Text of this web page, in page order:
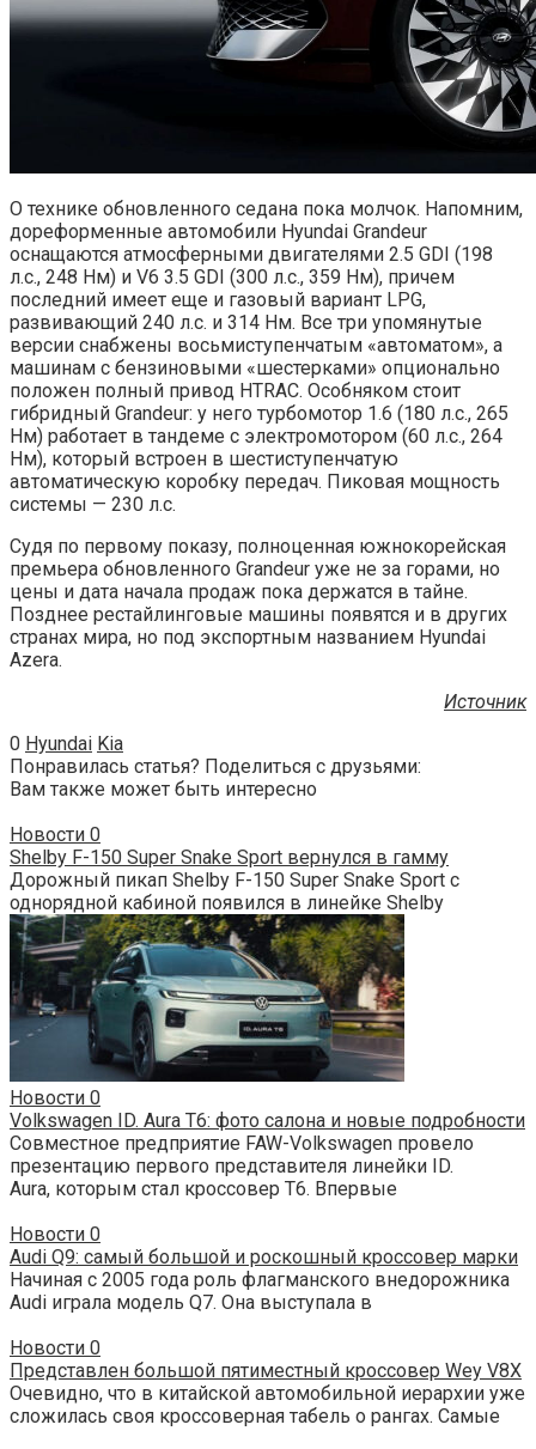
О технике обновленного седана пока молчок. Напомним,
дореформенные автомобили Hyundai Grandeur
оснащаются атмосферными двигателями 2.5 GDI (198
л.с., 248 Нм) и V6 3.5 GDI (300 л.с., 359 Нм), причем
последний имеет еще и газовый вариант LPG,
развивающий 240 л.с. и 314 Нм. Все три упомянутые
версии снабжены восьмиступенчатым «автоматом», а
машинам с бензиновыми «шестерками» опционально
положен полный привод HTRAC. Особняком стоит
гибридный Grandeur: у него турбомотор 1.6 (180 л.с., 265
Нм) работает в тандеме с электромотором (60 л.с., 264
Нм), который встроен в шестиступенчатую
автоматическую коробку передач. Пиковая мощность
системы — 230 л.с.
Судя по первому показу, полноценная южнокорейская
премьера обновленного Grandeur уже не за горами, но
цены и дата начала продаж пока держатся в тайне.
Позднее рестайлинговые машины появятся и в других
странах мира, но под экспортным названием Hyundai
Azera.
Источник
0 Hyundai Kia
Понравилась статья? Поделиться с друзьями:
Вам также может быть интересно
Новости 0
Shelby F-150 Super Snake Sport вернулся в гамму
Дорожный пикап Shelby F-150 Super Snake Sport с
однорядной кабиной появился в линейке Shelby
Новости 0
Volkswagen ID. Aura T6: фото салона и новые подробности
Совместное предприятие FAW-Volkswagen провело
презентацию первого представителя линейки ID.
Aura, которым стал кроссовер T6. Впервые
Новости 0
Audi Q9: самый большой и роскошный кроссовер марки
Начиная с 2005 года роль флагманского внедорожника
Audi играла модель Q7. Она выступала в
Новости 0
Представлен большой пятиместный кроссовер Wey V8X
Очевидно, что в китайской автомобильной иерархии уже
сложилась своя кроссоверная табель о рангах. Самые